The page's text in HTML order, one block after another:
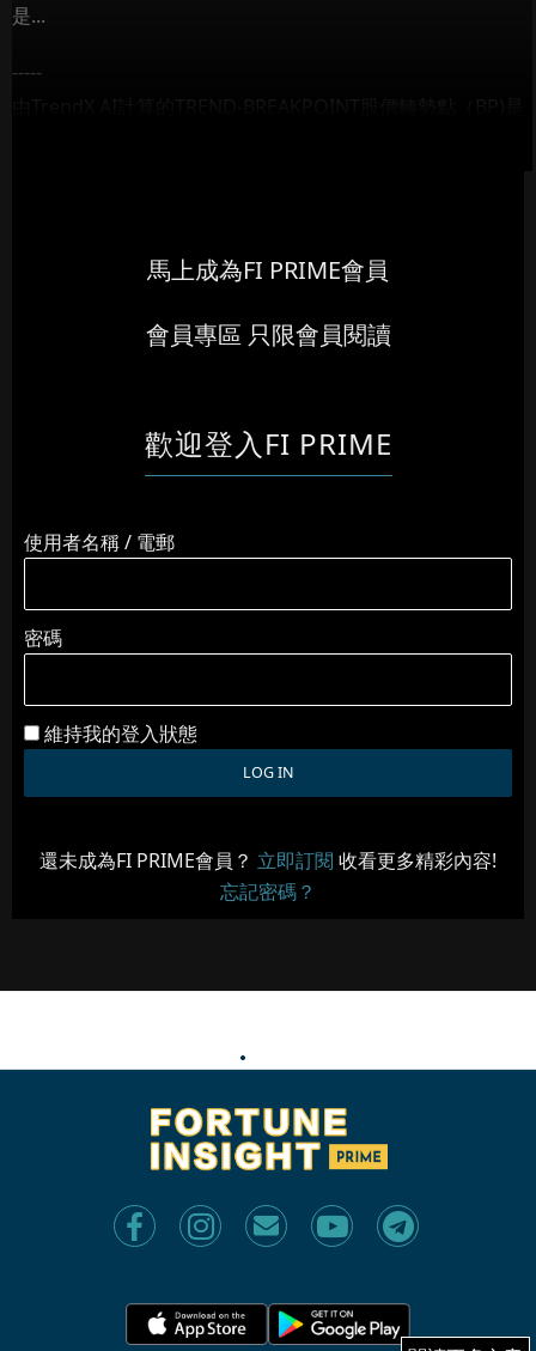
是...
-----
馬上成為FI PRIME會員
會員專區 只限會員閱讀
歡迎登入FI PRIME
使用者名稱 / 電郵
密碼
維持我的登入狀態
還未成為FI PRIME會員？ 立即訂閱 收看更多精彩內容!
忘記密碼？